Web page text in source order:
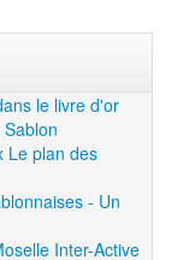
le livre d'or
Le plan des
- Un
Inter-Active